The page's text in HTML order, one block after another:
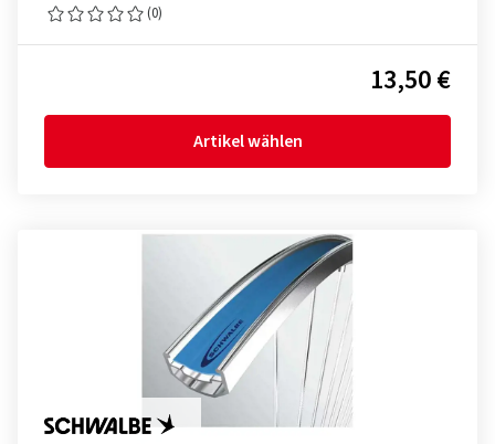
(0)
13,50 €
Artikel wählen